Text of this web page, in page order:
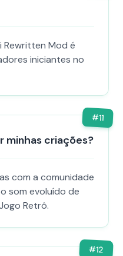
Rewritten Mod é
iniciantes no
#11
minhas criações?
com a comunidade
som evoluído de
Retrô.
#12